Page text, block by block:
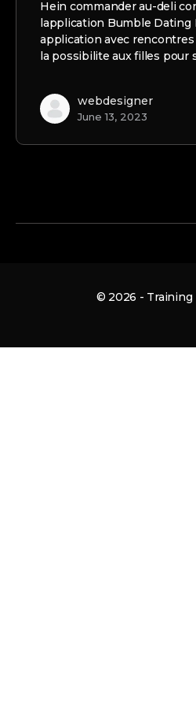
Hein commander au-deli
lapplication Bumble Dating
application avec
la possibilite aux filles pour
webdesigner
June 13, 2023
© 2026 - Training